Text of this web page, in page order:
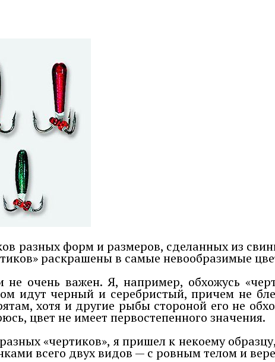
разных форм и размеров, сделанных из
раскрашены в самые невообразимые
очень важен. Я, например, обхожусь
идут черный и серебристый, причем не
хотя и другие рыбы стороной его не
цвет не имеет первостепенного значения.
«чертиков», я пришел к некоему
всего двух видов — с ровным телом и